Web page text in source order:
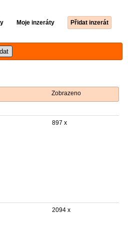
Moje inzeráty Přidat inzerát
Zobrazeno
897 x
2094 x